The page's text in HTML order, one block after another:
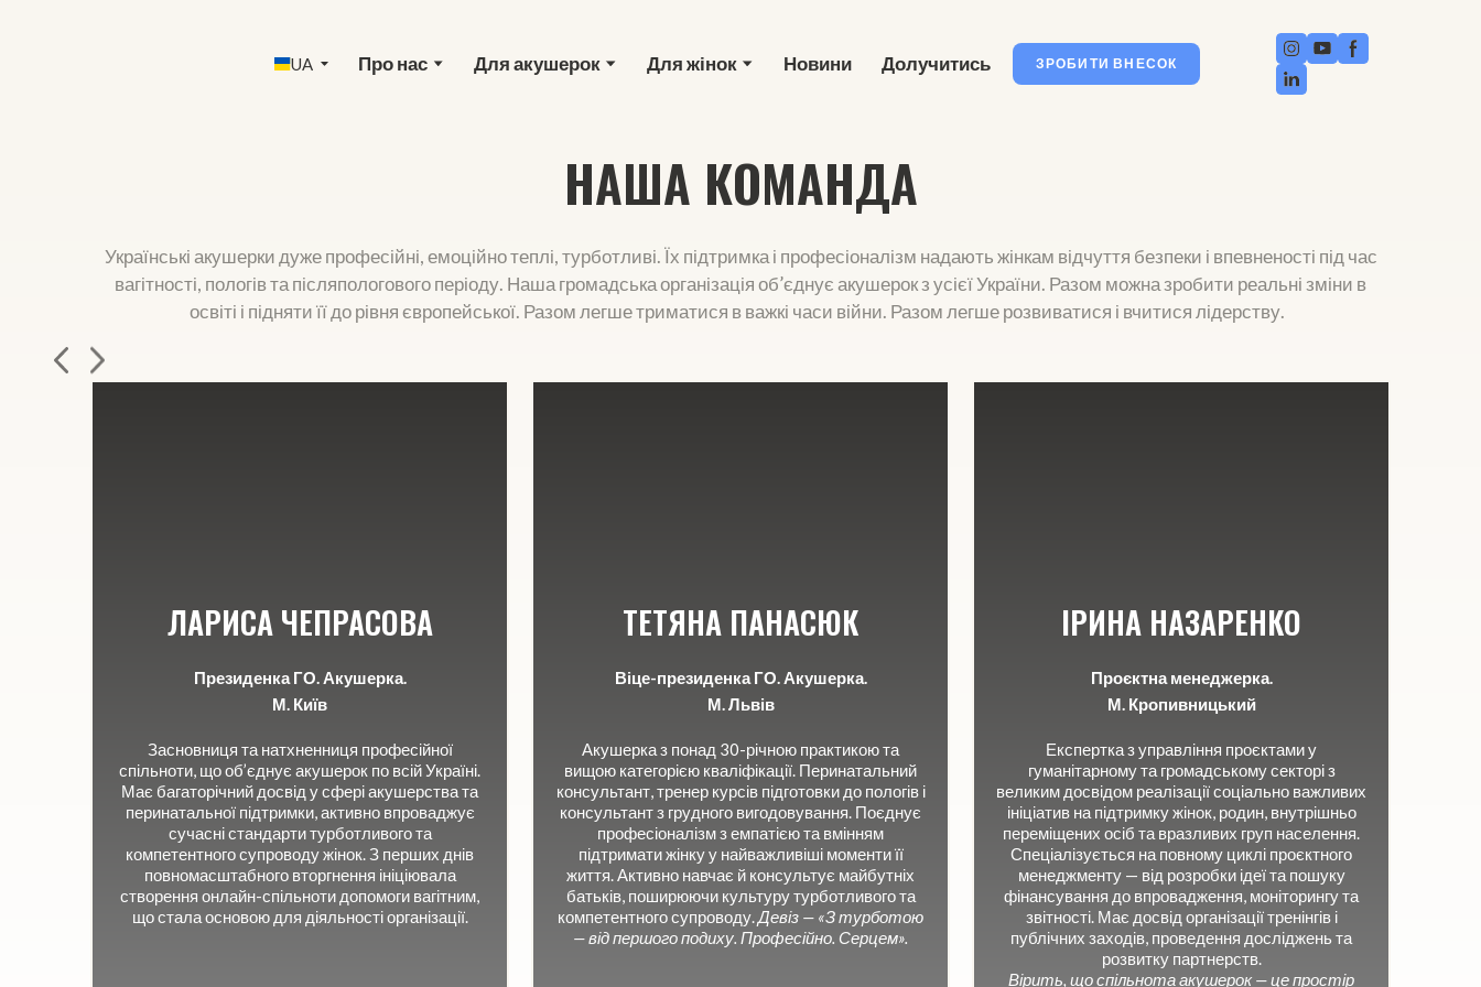
UA Про нас Для акушерок Для жінок Новини Долучитись ЗРОБИТИ ВНЕСОК
НАША КОМАНДА
Українські акушерки дуже професійні, емоційно теплі, турботливі. Їх підтримка і професіоналізм надають жінкам відчуття безпеки і впевненості під час
вагітності, пологів та післяпологового періоду. Наша громадська організація об’єднує акушерок з усієї України. Разом можна зробити реальні зміни в
освіті і підняти її до рівня європейської. Разом легше триматися в важкі часи війни. Разом легше розвиватися і вчитися лідерству.
ЛАРИСА ЧЕПРАСОВА
Президенка ГО. Акушерка.
М. Київ
Засновниця та натхненниця професійної
спільноти, що об’єднує акушерок по всій Україні.
Має багаторічний досвід у сфері акушерства та
перинатальної підтримки, активно впроваджує
сучасні стандарти турботливого та
компетентного супроводу жінок. З перших днів
повномасштабного вторгнення ініціювала
створення онлайн-спільноти допомоги вагітним,
що стала основою для діяльності організації.
ТЕТЯНА ПАНАСЮК
Віце-президенка ГО. Акушерка.
М. Львів
Акушерка з понад 30-річною практикою та
вищою категорією кваліфікації. Перинатальний
консультант, тренер курсів підготовки до пологів і
консультант з грудного вигодовування. Поєднує
професіоналізм з емпатією та вмінням
підтримати жінку у найважливіші моменти її
життя. Активно навчає й консультує майбутніх
батьків, поширюючи культуру турботливого та
компетентного супроводу.Девіз — «З турботою
— від першого подиху. Професійно. Серцем».
ІРИНА НАЗАРЕНКО
Проєктна менеджерка.
М. Кропивницький
Експертка з управління проєктами у
гуманітарному та громадському секторі з
великим досвідом реалізації соціально важливих
ініціатив на підтримку жінок, родин, внутрішньо
переміщених осіб та вразливих груп населення.
Спеціалізується на повному циклі проєктного
менеджменту — від розробки ідеї та пошуку
фінансування до впровадження, моніторингу та
звітності. Має досвід організації тренінгів і
публічних заходів, проведення досліджень та
розвитку партнерств.
Вірить, що спільнота акушерок — це простір